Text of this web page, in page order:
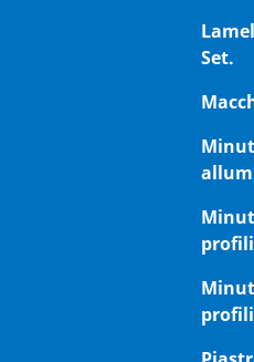
Set.
profili